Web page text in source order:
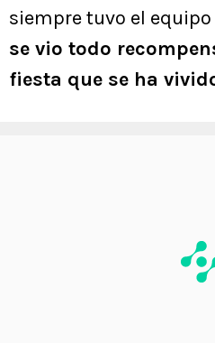
siempre tuvo el
se vio todo
fiesta que se ha